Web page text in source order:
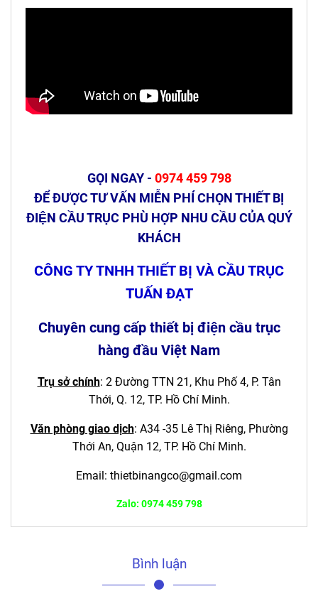
GỌI NGAY - 0974 459 798
ĐỂ ĐƯỢC TƯ VẤN MIỄN PHÍ CHỌN THIẾT BỊ
ĐIỆN CẦU TRỤC PHÙ HỢP NHU CẦU CỦA QUÝ
KHÁCH
CÔNG TY TNHH THIẾT BỊ VÀ CẦU TRỤC
TUẤN ĐẠT
Chuyên cung cấp thiết bị điện cầu trục
hàng đầu Việt Nam
Trụ sở chính: 2 Đường TTN 21, Khu Phố 4, P. Tân
Thới, Q. 12, TP. Hồ Chí Minh.
Văn phòng giao dịch: A34 -35 Lê Thị Riêng, Phường
Thới An, Quận 12, TP. Hồ Chí Minh.
Email: thietbinangco@gmail.com
Zalo: 0974 459 798
Bình luận